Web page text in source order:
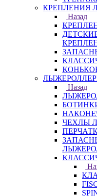
КРЕПЛЕНИЯ
Назад
Назад
ЧЕХЛЫ